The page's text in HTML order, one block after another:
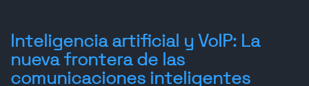
Inteligencia artificial y VoIP: La
nueva frontera de las
comunicaciones inteligentes